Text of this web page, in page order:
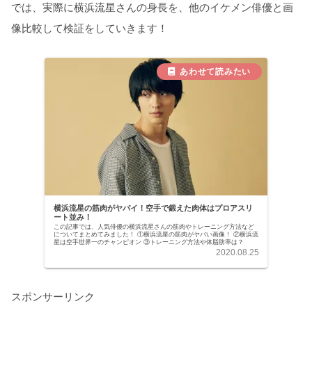
では、実際に横浜流星さんの身長を、他のイケメン俳優と画
像比較して検証をしていきます！
横浜流星の筋肉がヤバイ！空手で鍛えた肉体はプロアスリ
ート並み！
この記事では、人気俳優の横浜流星さんの筋肉やトレーニング方法など
についてまとめてみました！ ①横浜流星の筋肉がヤバい画像！ ②横浜流
星は空手世界一のチャンピオン ③トレーニング方法や体脂肪率は？
2020.08.25
スポンサーリンク